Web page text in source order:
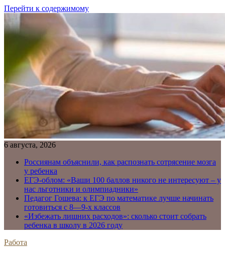
Перейти к содержимому
6 августа, 2026
Россиянам объяснили, как распознать сотрясение мозга
у ребенка
ЕГЭ-облом: «Ваши 100 баллов никого не интересуют – у
нас льготники и олимпиадники»
Педагог Гошева: к ЕГЭ по математике лучше начинать
готовиться с 8—9-х классов
«Избежать лишних расходов»: сколько стоит собрать
ребенка в школу в 2026 году
Работа